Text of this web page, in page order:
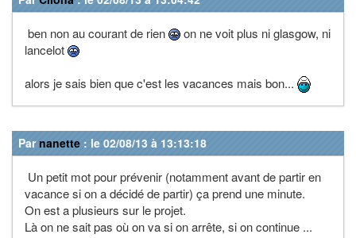
ben non au courant de rien
on ne voit plus ni glasgow, ni
lancelot
alors je sais bien que c'est les vacances mais bon...
Parnanette : le 02/08/13 à 13:13:18
Un petit mot pour prévenir (notamment avant de partir en
vacance si on a décidé de partir) ça prend une minute.
On est a plusieurs sur le projet.
Là on ne sait pas où on va si on arrête, si on continue ...